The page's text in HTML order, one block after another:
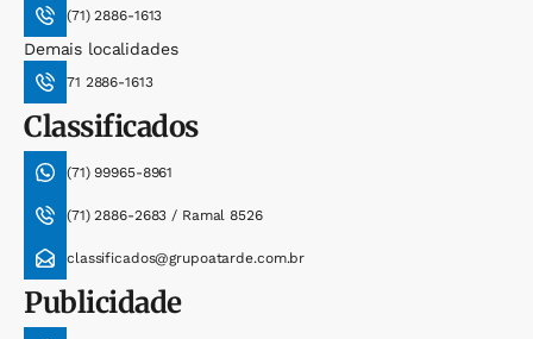
(71) 2886-1613
Demais localidades
71 2886-1613
Classificados
(71) 99965-8961
(71) 2886-2683 / Ramal 8526
classificados@grupoatarde.com.br
Publicidade